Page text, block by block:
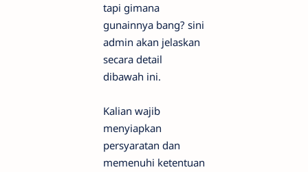
tapi gimana
gunainnya bang? sini
admin akan jelaskan
secara detail
dibawah ini.
Kalian wajib
menyiapkan
persyaratan dan
memenuhi ketentuan